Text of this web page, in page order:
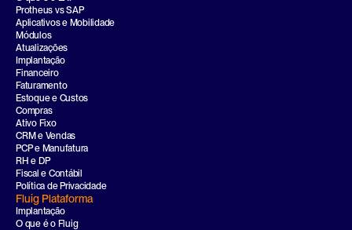
Protheus vs SAP
Aplicativos e Mobilidade
Módulos
Atualizações
Implantação
Financeiro
Faturamento
Estoque e Custos
Compras
Ativo Fixo
CRM e Vendas
PCP e Manufatura
RH e DP
Fiscal e Contábil
Política de Privacidade
Fluig Plataforma
Implantação
O que é o Fluig